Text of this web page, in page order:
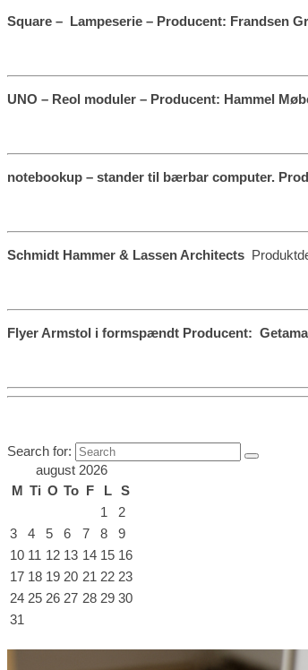
Square – Lampeserie – Producent: Frandsen
UNO – Reol moduler – Producent: Hammel
notebookup – stander til bærbar computer.
Schmidt Hammer & Lassen Architects
Flyer Armstol i formspændt Producent:
Search for:
august 2026
M Ti O To F L
S
1
2
3
4 5 6 7 8
9
10 11 12 13 14 15 16
17 18 19 20 21 22 23
24 25 26 27 28 29 30
31